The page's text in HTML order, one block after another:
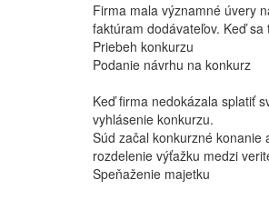
Firma mala významné úvery
faktúram dodávateľov. Keď
Priebeh konkurzu
Podanie návrhu na konkurz
Keď firma nedokázala splatiť
vyhlásenie konkurzu.
Súd začal konkurzné konanie
rozdelenie výťažku medzi
Speňaženie majetku